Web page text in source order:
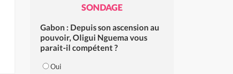
SONDAGE
Gabon : Depuis son ascension au
pouvoir, Oligui Nguema vous
parait-il compétent ?
Oui